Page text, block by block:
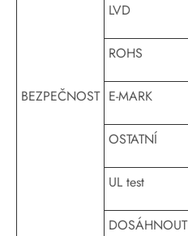
BEZPEČNOST
LVD
ROHS
E-MARK
OSTATNÍ
UL test
DOSÁHNOUT